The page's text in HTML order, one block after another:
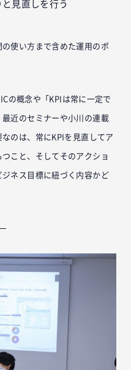
見直しを行う
使い方まで含めた運用のポ
の概念や「KPIは常に一定で
近のセミナーや小川の連載
のは、常にKPIを見直してア
こと、そしてそのアクショ
ネス目標に紐づく内容かど